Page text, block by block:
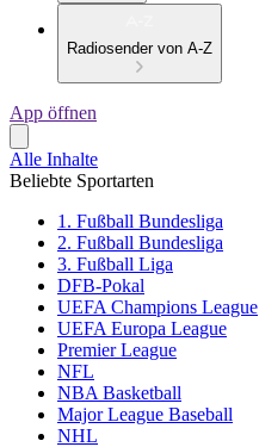
Radiosender von A-Z
App öffnen
Alle Inhalte
Beliebte Sportarten
1. Fußball Bundesliga
2. Fußball Bundesliga
3. Fußball Liga
DFB-Pokal
UEFA Champions League
UEFA Europa League
Premier League
NFL
NBA Basketball
Major League Baseball
NHL